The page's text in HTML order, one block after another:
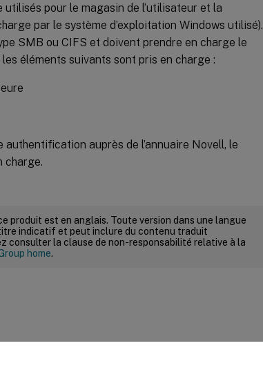
pour le magasin de l’utilisateur et la
par le système d’exploitation Windows utilisé).
SMB ou CIFS et doivent prendre en charge le
éléments suivants sont pris en charge :
authentification auprès de l’annuaire Novell, le
charge.
produit est en anglais. Toute version dans une langue
indicatif et peut inclure du contenu traduit
consulter la clause de non-responsabilité relative à la
home.